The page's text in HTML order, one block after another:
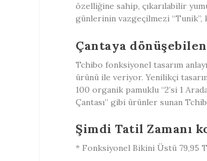
özelliğine sahip, çıkarılabilir
günlerinin vazgeçilmezi “Tunik”,
Çantaya
Tchibo fonksiyonel tasarım
ürünü ile veriyor. Yenilikçi
100 organik pamuklu “2’si 1
Çantası” gibi ürünler sunan
Şimdi Tatil Zamanı
* Fonksiyonel Bikini Üstü 79,95